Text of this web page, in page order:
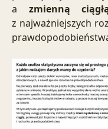
a zmienną
z najważniejszych